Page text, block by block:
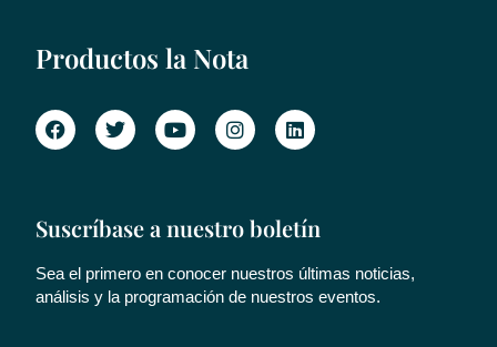
Productos la Nota
Suscríbase a nuestro boletín
Sea el primero en conocer nuestros últimas noticias,
análisis y la programación de nuestros eventos.